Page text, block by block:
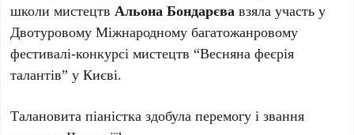
школи мистецтв Альона Бондарєва взяла участь у
Двотуровому Міжнародному багатожанровому
фестивалі-конкурсі мистецтв “Весняна феєрія
талантів” у Києві.
Талановита піаністка здобула перемогу і звання